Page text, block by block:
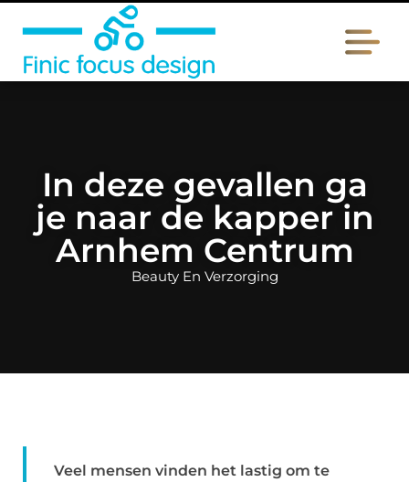
In deze gevallen ga
je naar de kapper in
Arnhem Centrum
Beauty En Verzorging
Veel mensen vinden het lastig om te